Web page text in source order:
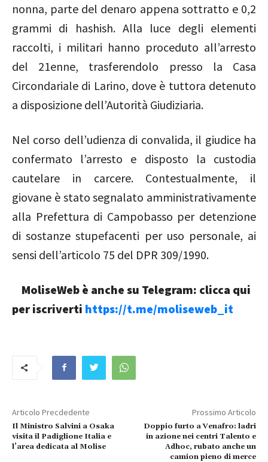
nonna, parte del denaro appena sottratto e 0,2
grammi di hashish. Alla luce degli elementi
raccolti, i militari hanno proceduto all’arresto
del 21enne, trasferendolo presso la Casa
Circondariale di Larino, dove è tuttora detenuto
a disposizione dell’Autorità Giudiziaria.
Nel corso dell’udienza di convalida, il giudice ha
confermato l’arresto e disposto la custodia
cautelare in carcere. Contestualmente, il
giovane è stato segnalato amministrativamente
alla Prefettura di Campobasso per detenzione
di sostanze stupefacenti per uso personale, ai
sensi dell’articolo 75 del DPR 309/1990.
MoliseWeb è anche su Telegram: clicca qui
per iscriverti https://t.me/moliseweb_it
Articolo Precdedente
Il Ministro Salvini a Osaka
visita il Padiglione Italia e
l’area dedicata al Molise
Prossimo Articolo
Doppio furto a Venafro: ladri
in azione nei centri Talento e
Adhoc, rubato anche un
camion pieno di merce